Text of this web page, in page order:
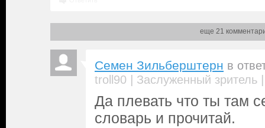
еще 21
Семен Зильберштерн в
troll90 | Заслуженный зритель
Да плевать что ты там
словарь и прочитай.